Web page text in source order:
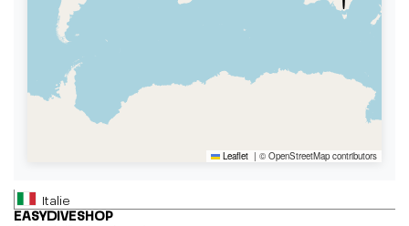
Leaflet | © OpenStreetMap contributors
Italie
EASYDIVESHOP